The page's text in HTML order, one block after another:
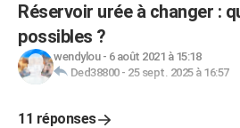
Réservoir urée à changer :
possibles ?
wendylou- 6 août 2021 à 15:18
Ded38800- 25 sept. 2025 à 16:57
11 réponses